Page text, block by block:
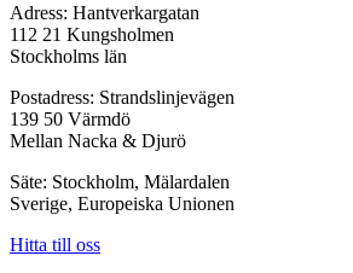
Adress: Hantverkargatan
112 21 Kungsholmen
Stockholms län
Postadress: Strandslinjevägen
139 50 Värmdö
Mellan Nacka & Djurö
Säte: Stockholm, Mälardalen
Sverige, Europeiska Unionen
Hitta till oss